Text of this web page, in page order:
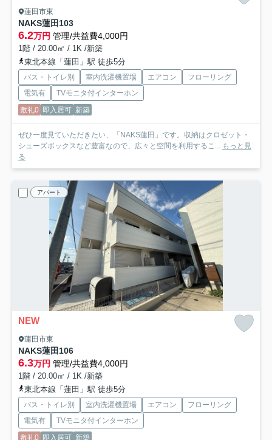
蓮田市東
NAKS蓮田 103
6.2万円 管理/共益費4,000円
1階 / 20.00㎡ / 1K /新築
東北本線「蓮田」駅 徒歩5分
バス・トイレ別 室内洗濯機置場 エアコン
フローリング
電気有
TVモニタ付インターホン
敷礼0 即入居可 新築
ぜひ一度見ていただきたい、「NAKS蓮田」です。収納はクロゼット・
シューズボックスなど豊富なので、広々と空間を利用するこ... もっと見
る
アパート
NEW
蓮田市東
NAKS蓮田 106
6.3万円 管理/共益費4,000円
1階 / 20.00㎡ / 1K /新築
東北本線「蓮田」駅 徒歩5分
バス・トイレ別 室内洗濯機置場 エアコン
フローリング
電気有
TVモニタ付インターホン
敷礼0 即入居可 新築